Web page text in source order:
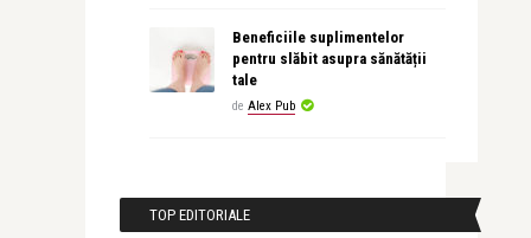
Beneficiile suplimentelor
pentru slăbit asupra sănătății
tale
de Alex Pub
TOP EDITORIALE